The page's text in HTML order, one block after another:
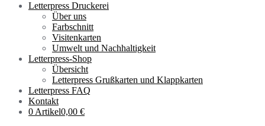
Letterpress Druckerei
Über uns
Farbschnitt
Visitenkarten
Umwelt und Nachhaltigkeit
Letterpress-Shop
Übersicht
Letterpress Grußkarten und Klappkarten
Letterpress FAQ
Kontakt
0 Artikel0,00 €